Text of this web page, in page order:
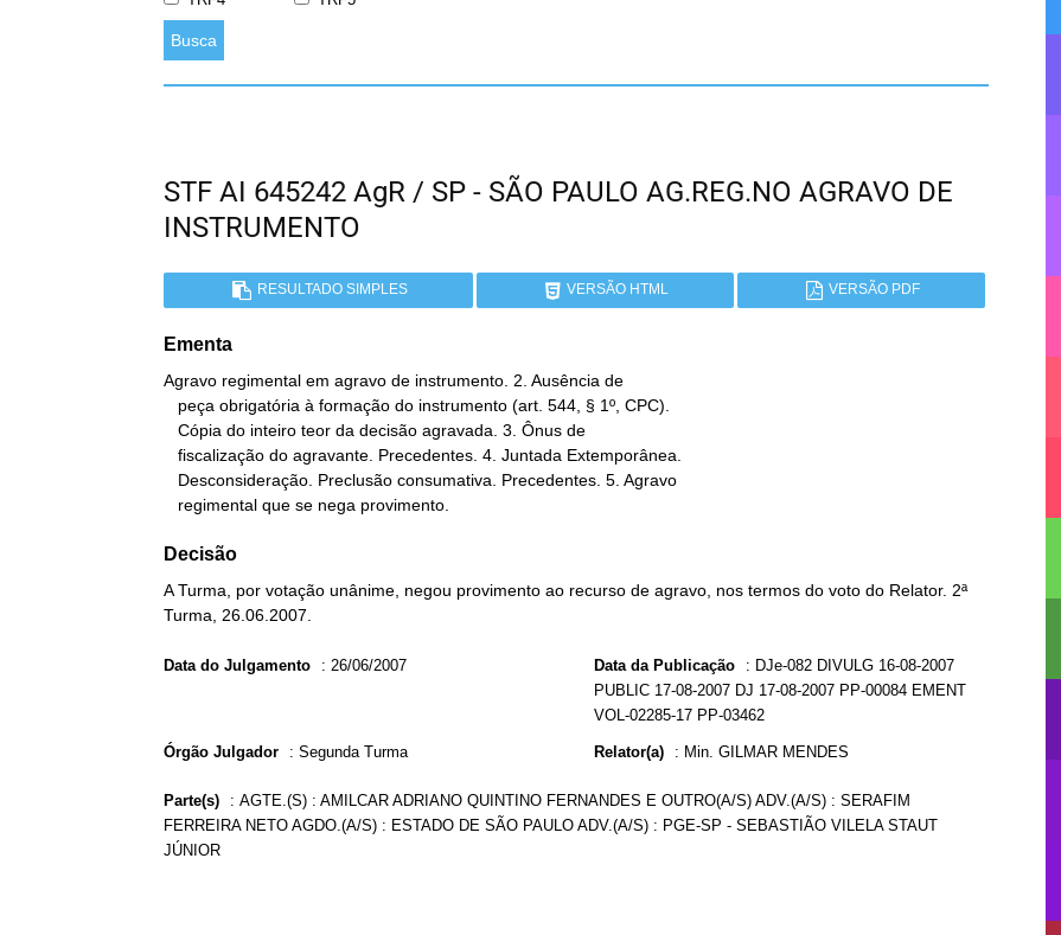
Busca
STF AI 645242 AgR / SP - SÃO PAULO AG.REG.NO AGRAVO DE
INSTRUMENTO
RESULTADO SIMPLES VERSÃO HTML VERSÃO PDF
Ementa
Agravo regimental em agravo de instrumento. 2. Ausência de
   regimental que se nega provimento.
Decisão
A Turma, por votação unânime, negou provimento ao recurso de agravo, nos termos do voto do Relator. 2ª
Turma, 26.06.2007.
Data do Julgamento : 26/06/2007 Data da Publicação : DJe-082 DIVULG 16-08-2007
PUBLIC 17-08-2007 DJ 17-08-2007 PP-00084 EMENT
VOL-02285-17 PP-03462
Órgão Julgador : Segunda Turma Relator(a) : Min. GILMAR MENDES
Parte(s) : AGTE.(S) : AMILCAR ADRIANO QUINTINO FERNANDES E OUTRO(A/S) ADV.(A/S) : SERAFIM
FERREIRA NETO AGDO.(A/S) : ESTADO DE SÃO PAULO ADV.(A/S) : PGE-SP - SEBASTIÃO VILELA STAUT
JÚNIOR